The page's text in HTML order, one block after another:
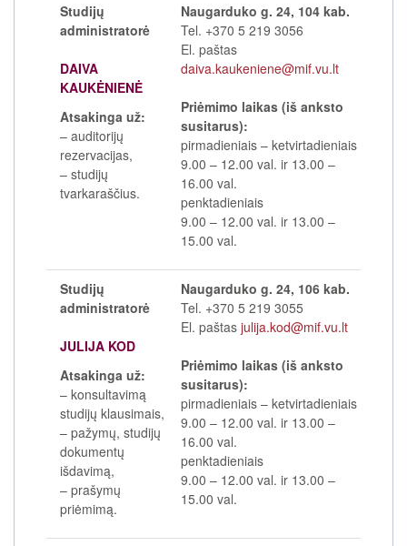
Studijų
administratorė
DAIVA
KAUKĖNIENĖ
Atsakinga už:
– auditorijų
rezervacijas,
– studijų
tvarkaraščius.
Naugarduko g. 24, 104 kab.
Tel. +370 5 219 3056
El. paštas
daiva.kaukeniene@mif.vu.lt
Priėmimo laikas (iš anksto
susitarus):
pirmadieniais – ketvirtadieniais
9.00 – 12.00 val. ir 13.00 –
16.00 val.
penktadieniais
9.00 – 12.00 val. ir 13.00 –
15.00 val.
Studijų
administratorė
JULIJA KOD
Atsakinga už:
– konsultavimą
studijų klausimais,
– pažymų, studijų
dokumentų
išdavimą,
– prašymų
priėmimą.
Naugarduko g. 24, 106 kab.
Tel. +370 5 219 3055
El. paštas julija.kod@mif.vu.lt
Priėmimo laikas (iš anksto
susitarus):
pirmadieniais – ketvirtadieniais
9.00 – 12.00 val. ir 13.00 –
16.00 val.
penktadieniais
9.00 – 12.00 val. ir 13.00 –
15.00 val.